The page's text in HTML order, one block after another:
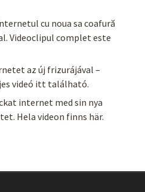
cu noua sa coafură
Videoclipul complet este
az új frizurájával –
videó itt található.
internet med sin nya
Hela videon finns här.